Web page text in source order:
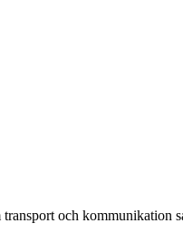
och kommunikation